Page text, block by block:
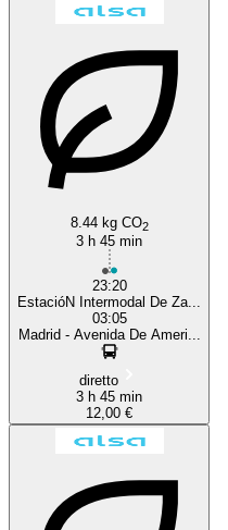
8.44 kg CO2
3 h 45 min
23:20
EstacióN Intermodal De Za...
03:05
Madrid - Avenida De Ameri...
diretto
3 h 45 min
12,00 €